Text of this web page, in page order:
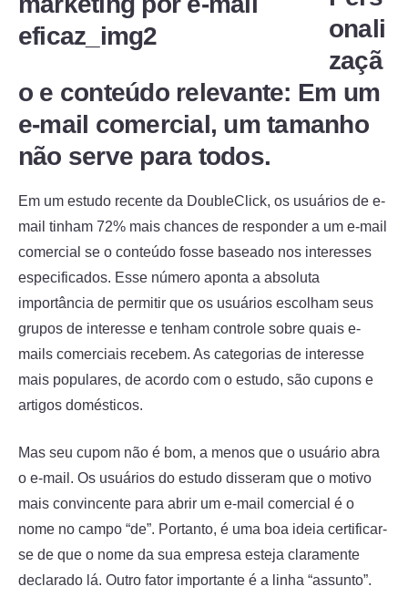
onali
zaçã
o e conteúdo relevante: Em um
e-mail comercial, um tamanho
não serve para todos.
Em um estudo recente da DoubleClick, os usuários de e-
mail tinham 72% mais chances de responder a um e-mail
comercial se o conteúdo fosse baseado nos interesses
especificados. Esse número aponta a absoluta
importância de permitir que os usuários escolham seus
grupos de interesse e tenham controle sobre quais e-
mails comerciais recebem. As categorias de interesse
mais populares, de acordo com o estudo, são cupons e
artigos domésticos.
Mas seu cupom não é bom, a menos que o usuário abra
o e-mail. Os usuários do estudo disseram que o motivo
mais convincente para abrir um e-mail comercial é o
nome no campo “de”. Portanto, é uma boa ideia certificar-
se de que o nome da sua empresa esteja claramente
declarado lá. Outro fator importante é a linha “assunto”.